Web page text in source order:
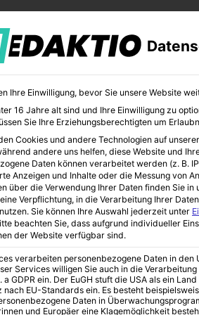
BILDUNG KUNST
Pflege
Ihre Einwilligung, bevor Sie unsere Website
16 Jahre alt sind und Ihre Einwilligung zu
Sie Ihre Erziehungsberechtigten um
Cookies und andere Technologien auf
andere uns helfen, diese Website und
Daten können verarbeitet werden (z. B.
Anzeigen und Inhalte oder die Messung von
über die Verwendung Ihrer Daten finden Sie in
Verpflichtung, in die Verarbeitung Ihrer
Sie können Ihre Auswahl jederzeit unter
beachten Sie, dass aufgrund individueller
der Website verfügbar sind.
verarbeiten personenbezogene Daten in den
Services willigen Sie auch in die
a GDPR ein. Der EuGH stuft die USA als ein
nach EU-Standards ein. Es besteht
Daten in
und Europäer eine Klagemöglichkeit